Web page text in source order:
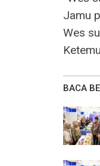
Jamu
Wes
BACA